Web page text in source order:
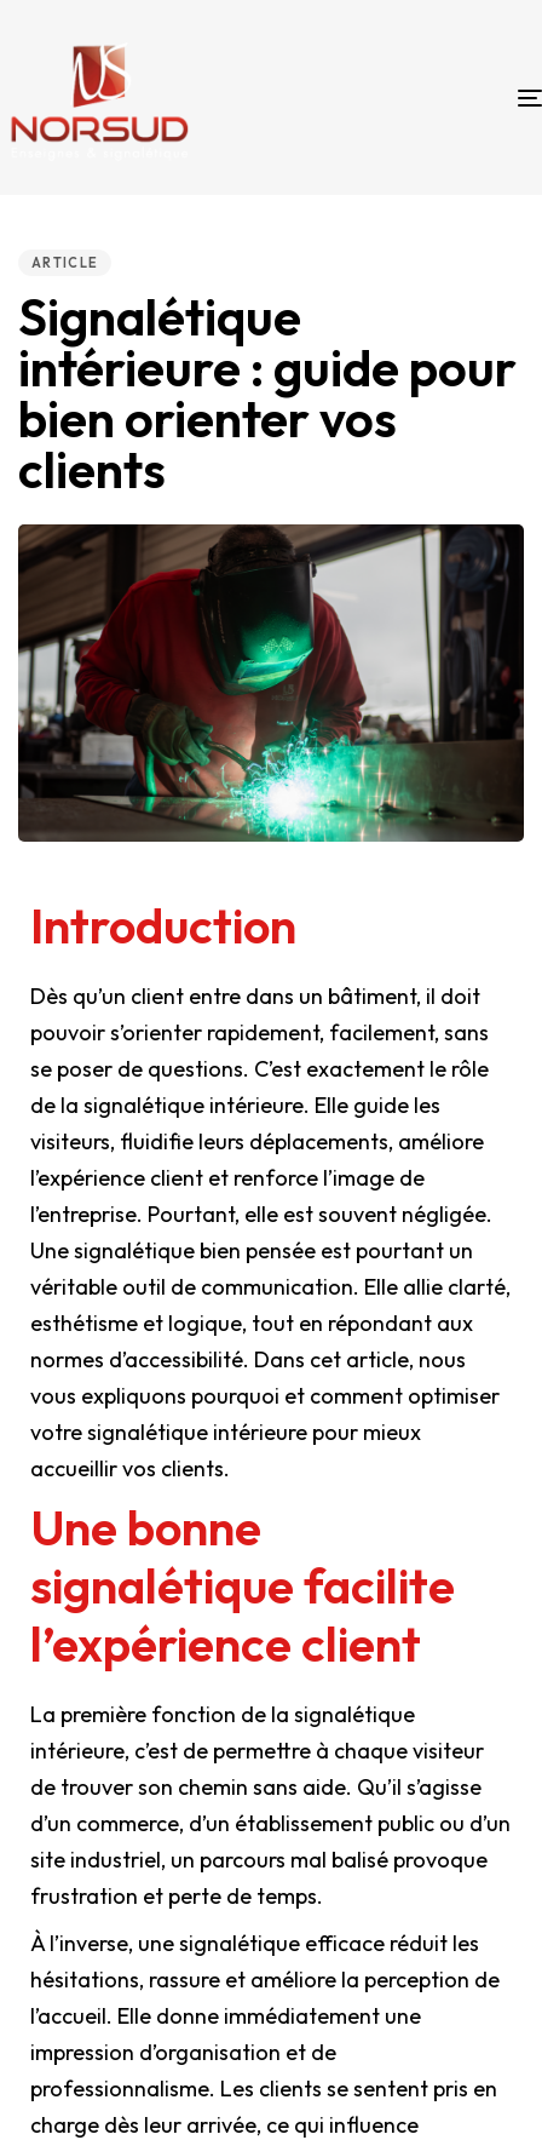
ARTICLE
Signalétique
intérieure : guide pour
bien orienter vos
clients
Introduction
Dès qu’un client entre dans un bâtiment, il doit
pouvoir s’orienter rapidement, facilement, sans
se poser de questions. C’est exactement le rôle
de la signalétique intérieure. Elle guide les
visiteurs, fluidifie leurs déplacements, améliore
l’expérience client et renforce l’image de
l’entreprise. Pourtant, elle est souvent négligée.
Une signalétique bien pensée est pourtant un
véritable outil de communication. Elle allie clarté,
esthétisme et logique, tout en répondant aux
normes d’accessibilité. Dans cet article, nous
vous expliquons pourquoi et comment optimiser
votre signalétique intérieure pour mieux
accueillir vos clients.
Une bonne
signalétique facilite
l’expérience client
La première fonction de la signalétique
intérieure, c’est de permettre à chaque visiteur
de trouver son chemin sans aide. Qu’il s’agisse
d’un commerce, d’un établissement public ou d’un
site industriel, un parcours mal balisé provoque
frustration et perte de temps.
À l’inverse, une signalétique efficace réduit les
hésitations, rassure et améliore la perception de
l’accueil. Elle donne immédiatement une
impression d’organisation et de
professionnalisme. Les clients se sentent pris en
charge dès leur arrivée, ce qui influence